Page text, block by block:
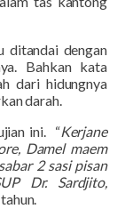
ditandai dengan
Bahkan kata
dari hidungnya
darah.
ini. “Kerjane
Damel maem
2 sasi pisan
Dr. Sardjito,